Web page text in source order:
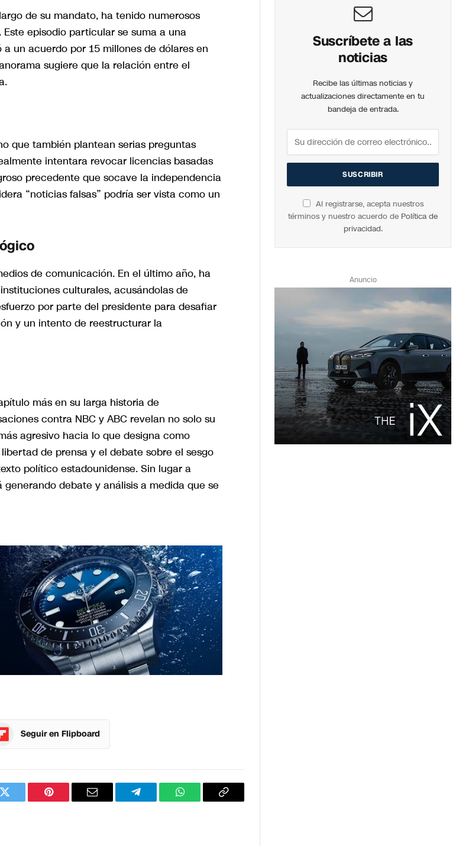
de su mandato, ha tenido numerosos
episodio particular se suma a una
un acuerdo por 15 millones de dólares en
sugiere que la relación entre el
que también plantean serias preguntas
intentara revocar licencias basadas
precedente que socave la independencia
“noticias falsas” podría ser vista como un
de comunicación. En el último año, ha
culturales, acusándolas de
por parte del presidente para desafiar
y un intento de reestructurar la
más en su larga historia de
contra NBC y ABC revelan no solo su
agresivo hacia lo que designa como
de prensa y el debate sobre el sesgo
político estadounidense. Sin lugar a
debate y análisis a medida que se
Seguir en Flipboard
Twitter PinterestCorreo
TelegramWhatsAppCopiar
Suscríbete a las
noticias
Recibe las últimas noticias y
actualizaciones directamente en tu
bandeja de entrada.
Al registrarse, acepta nuestros
términos y nuestro acuerdo de Política de
privacidad.
Anuncio